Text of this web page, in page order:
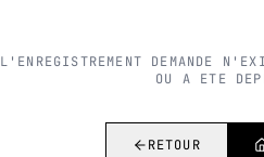
L'ENREGISTREMENT DEMANDE
OU A ETE
RETOUR